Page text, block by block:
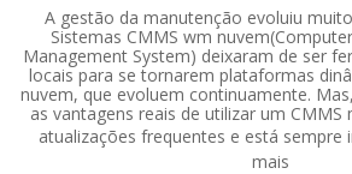
A gestão da manutenção evoluiu
Sistemas CMMS wm
Management System) deixaram de ser
locais para se tornarem plataformas
nuvem, que evoluem continuamente.
as vantagens reais de utilizar um CMMS
atualizações frequentes e está sempre
mais: